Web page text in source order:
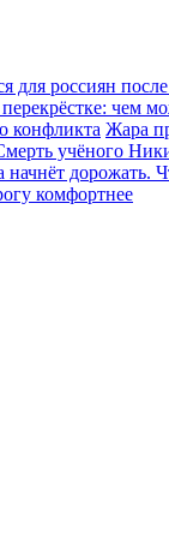
россиян после
чем
конфликта Жара
учёного
дорожать.
комфортнее